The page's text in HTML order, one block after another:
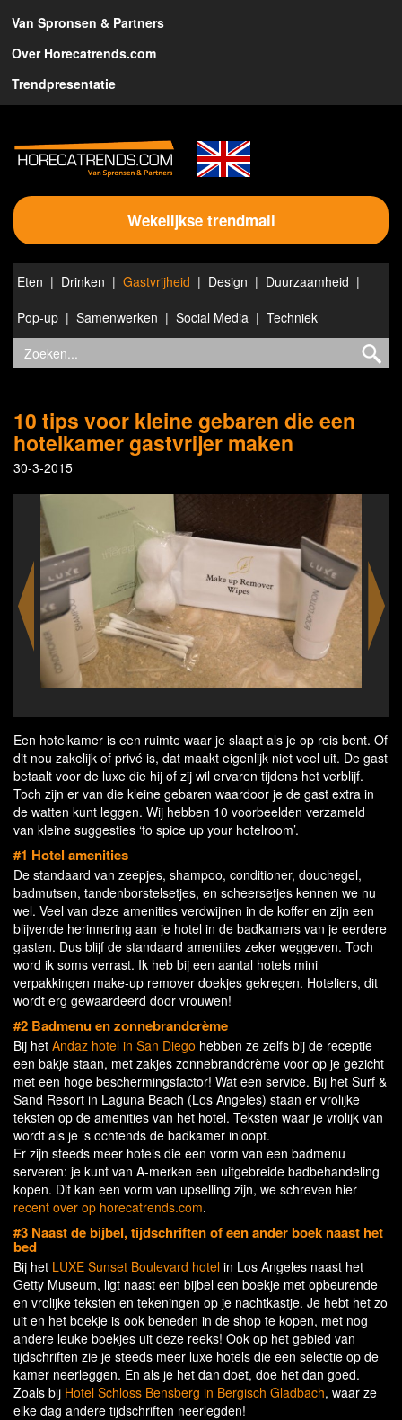
Van Spronsen & Partners
Over Horecatrends.com
Trendpresentatie
Wekelijkse trendmail
Eten Drinken Gastvrijheid Design
Duurzaamheid
Pop-up
Samenwerken Social Media Techniek
10 tips voor kleine gebaren die een
hotelkamer gastvrijer maken
30-3-2015
Een hotelkamer is een ruimte waar je slaapt als je op reis bent. Of
dit nou zakelijk of privé is, dat maakt eigenlijk niet veel uit. De gast
betaalt voor de luxe die hij of zij wil ervaren tijdens het verblijf.
Toch zijn er van die kleine gebaren waardoor je de gast extra in
de watten kunt leggen. Wij hebben 10 voorbeelden verzameld
van kleine suggesties ‘to spice up your hotelroom’.
#1 Hotel amenities
De standaard van zeepjes, shampoo, conditioner, douchegel,
badmutsen, tandenborstelsetjes, en scheersetjes kennen we nu
wel. Veel van deze amenities verdwijnen in de koffer en zijn een
blijvende herinnering aan je hotel in de badkamers van je eerdere
gasten. Dus blijf de standaard amenities zeker weggeven. Toch
word ik soms verrast. Ik heb bij een aantal hotels mini
verpakkingen make-up remover doekjes gekregen. Hoteliers, dit
wordt erg gewaardeerd door vrouwen!
#2 Badmenu en zonnebrandcrème
Bij het Andaz hotel in San Diego hebben ze zelfs bij de receptie
een bakje staan, met zakjes zonnebrandcrème voor op je gezicht
met een hoge beschermingsfactor! Wat een service. Bij het Surf &
Sand Resort in Laguna Beach (Los Angeles) staan er vrolijke
teksten op de amenities van het hotel. Teksten waar je vrolijk van
wordt als je ’s ochtends de badkamer inloopt.
Er zijn steeds meer hotels die een vorm van een badmenu
serveren: je kunt van A-merken een uitgebreide badbehandeling
kopen. Dit kan een vorm van upselling zijn, we schreven hier
recent over op horecatrends.com.
#3 Naast de bijbel, tijdschriften of een ander boek naast het
bed
Bij het LUXE Sunset Boulevard hotel in Los Angeles naast het
Getty Museum, ligt naast een bijbel een boekje met opbeurende
en vrolijke teksten en tekeningen op je nachtkastje. Je hebt het zo
uit en het boekje is ook beneden in de shop te kopen, met nog
andere leuke boekjes uit deze reeks! Ook op het gebied van
tijdschriften zie je steeds meer luxe hotels die een selectie op de
kamer neerleggen. En als je het dan doet, doe het dan goed.
Zoals bij Hotel Schloss Bensberg in Bergisch Gladbach, waar ze
elke dag andere tijdschriften neerlegden!